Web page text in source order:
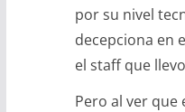
por su nivel
decepciona en
el staff que
Pero al ver que